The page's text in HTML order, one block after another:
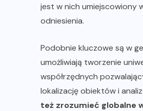
jest w nich umiejscowiony
odniesienia.
Podobnie kluczowe są w
umożliwiają tworzenie
współrzędnych
lokalizację obiektów i
też zrozumieć globalne